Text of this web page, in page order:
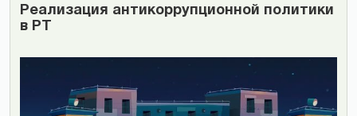
Реализация антикоррупционной политики
в РТ